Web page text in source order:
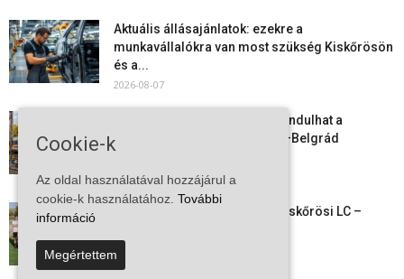
Aktuális állásajánlatok: ezekre a
munkavállalókra van most szükség Kiskőrösön
és a...
2026-08-07
Vitézy Dávid: már ősszel újraindulhat a
személyszállítás a Budapest–Belgrád
2026-08-06
Megkezdte a felkészülést a Kiskőrösi LC –
Cookie-k
Az oldal használatával hozzájárul a
cookie-k használatához. További
információ
Megértettem